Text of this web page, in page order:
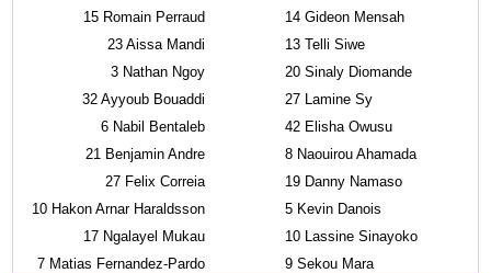
15 Romain Perraud
23 Aissa Mandi
3 Nathan Ngoy
32 Ayyoub Bouaddi
6 Nabil Bentaleb
21 Benjamin Andre
27 Felix Correia
10 Hakon Arnar Haraldsson
17 Ngalayel Mukau
7 Matias Fernandez-Pardo
14 Gideon Mensah
13 Telli Siwe
20 Sinaly Diomande
27 Lamine Sy
42 Elisha Owusu
8 Naouirou Ahamada
19 Danny Namaso
5 Kevin Danois
10 Lassine Sinayoko
9 Sekou Mara